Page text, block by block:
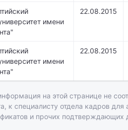
имени
22.08.2015
имени
22.08.2015
на этой странице не
к специалисту отдела кадров
и прочих подтверждающих